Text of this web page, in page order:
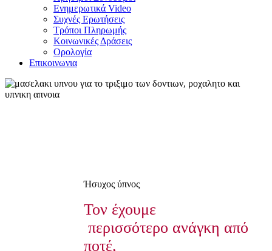
Ενημερωτικά Video
Συχνές Ερωτήσεις
Τρόποι Πληρωμής
Κοινωνικές Δράσεις
Ορολογία
Επικοινωνια
Ήσυχος ύπνος
Τον έχουμε
περισσότερο ανάγκη από
ποτέ,